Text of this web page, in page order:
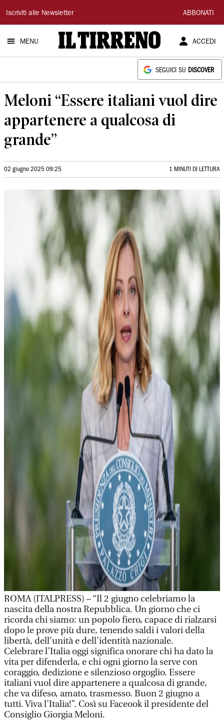
Il
Tirreno
Iscriviti alle Newsletter ABBONATI
MENU ACCEDI
SEGUICI SU DISCOVER
Meloni “Essere italiani vuol dire
appartenere a qualcosa di
grande”
02 giugno 2025 09:25 1 MINUTI DI LETTURA
ROMA (ITALPRESS) – “Il 2 giugno celebriamo la
nascita della nostra Repubblica. Un giorno che ci
ricorda chi siamo: un popolo fiero, capace di rialzarsi
dopo le prove più dure, tenendo saldi i valori della
libertà, dell’unità e dell’identità nazionale.
Celebrare l’Italia oggi significa onorare chi ha dato la
vita per difenderla, e chi ogni giorno la serve con
coraggio, dedizione e silenzioso orgoglio. Essere
italiani vuol dire appartenere a qualcosa di grande,
che va difeso, amato, trasmesso. Buon 2 giugno a
tutti. Viva l’Italia!”. Così su Faceook il presidente del
Consiglio Giorgia Meloni.